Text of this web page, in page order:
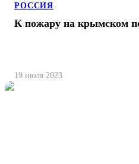
РОССИЯ
К пожару на крымском
19 июля 2023